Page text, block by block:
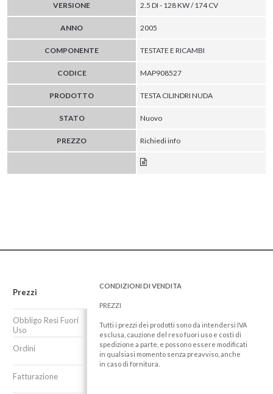
VERSIONE 2.5 DI - 128 KW / 174 CV
ANNO 2005
COMPONENTE TESTATE E RICAMBI
CODICE MAP908527
PRODOTTO TESTA CILINDRI NUDA
STATO Nuovo
PREZZO Richiedi info
Prezzi
Obbligo Resi Fuori
Uso
Ordini
Fatturazione
CONDIZIONI DI VENDITA
PREZZI
Tutti i prezzi dei prodotti sono da intendersi IVA
esclusa, cauzione del reso fuori uso e costi di
spedizione a parte, e possono essere modificati
in qualsiasi momento senza preavviso, anche
in caso di fornitura.